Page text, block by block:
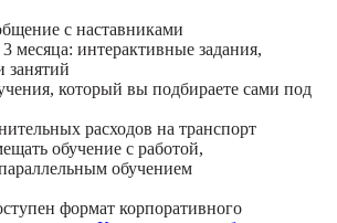
с наставниками
месяца: интерактивные задания,
занятий
который вы подбираете сами под
расходов на транспорт
обучение с работой,
обучением
формат корпоративного